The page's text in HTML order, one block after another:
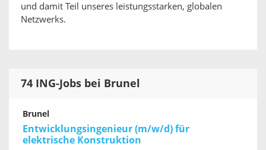
und damit Teil unseres leistungsstarken, globalen
Netzwerks.
74 ING-Jobs bei Brunel
Brunel
Entwicklungsingenieur (m/w/d) für
elektrische Konstruktion